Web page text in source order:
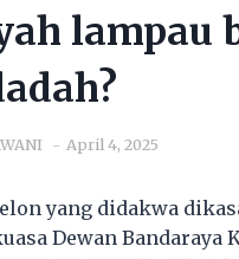
lampau
April 4, 2025
yang didakwa
Dewan Bandaraya